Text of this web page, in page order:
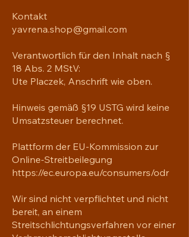
Kontakt
yavrena.shop@gmail.com
Verantwortlich für den Inhalt nach §
18 Abs. 2 MStV:
Ute Placzek, Anschrift wie oben.
Hinweis gemäß §19 USTG wird keine
Umsatzsteuer berechnet.
Plattform der EU-Kommission zur
Online-Streitbeilegung
https://ec.europa.eu/consumers/odr
Wir sind nicht verpflichtet und nicht
bereit, an einem
Streitschlichtungsverfahren vor einer